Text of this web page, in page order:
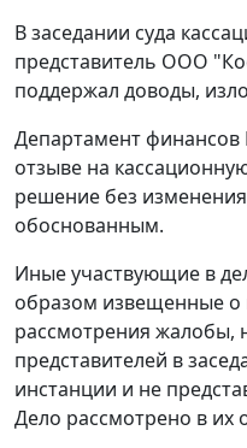
В заседании суда
представитель ООО
поддержал доводы,
Департамент финансов
отзыве на
решение без
обоснованным.
Иные участвующие в
образом извещенные о
рассмотрения жалобы,
представителей в
инстанции и не
Дело рассмотрено в их